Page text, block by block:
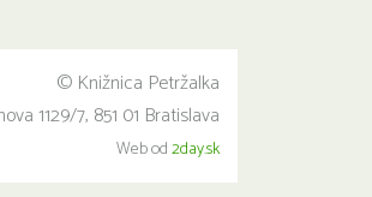
© Knižnica Petržalka
1129/7, 851 01 Bratislava
Web od2day.sk